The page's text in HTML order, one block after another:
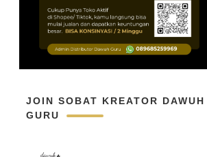
JOIN SOBAT KREATOR DAWUH
GURU